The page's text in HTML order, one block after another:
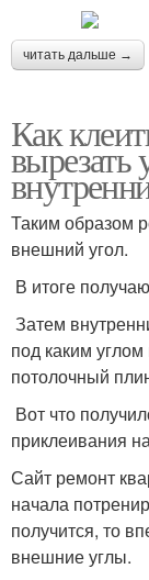
читать дальше →
Как
вырезать
Таким образом
внешний угол.
В итоге
Затем
под каким
потолочный
Вот что
приклеивания
Сайт ремонт
начала
получится, то
внешние углы.